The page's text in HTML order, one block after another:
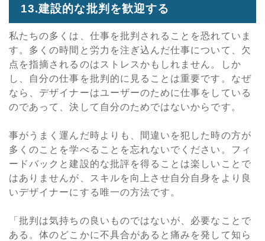
13.建設的な批判を歓迎する
私たちの多くは、仕事を批判されることを恐れていま
す。多くの時間と労力を注ぎ込んだ仕事について、欠
点を指摘されるのはストレスかもしれません。しか
し、自分の仕事を批判的に見ることは重要です。なぜ
なら、デザイナーはユーザーのために仕事をしている
のであって、決して自分のためではないからです。
事がうまく運んだ時よりも、間違いを犯した時の方が
多くのことを学べることを忘れないでください。フィ
ードバックと建設的な批評を得ることは楽しいことで
はありませんが、スキルを向上させ自分自身をより良
いデザイナーにする唯一の方法です。
「批判は気持ちの良いものではないが、必要なことで
ある。体のどこかに不具合があると痛みを発して知ら